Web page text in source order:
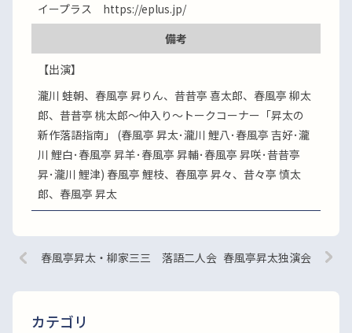
イープラス https://eplus.jp/
備考
【出演】
瀧川 蛙朝、春風亭 昇りん、昔昔亭 喜太郎、春風亭 柳太
郎、昔昔亭 桃太郎～仲入り～トークコーナー「昇太の
新作落語指南」 (春風亭 昇太･瀧川 鯉八･春風亭 吉好･瀧
川 鯉白･春風亭 昇羊･春風亭 昇輔･春風亭 昇咲･昔昔亭
昇･瀧川 鯉津) 春風亭 鯉枝、春風亭 昇々、昔々亭 慎太
郎、春風亭 昇太
春風亭昇太・柳家三三 落語二人会 春風亭昇太独演会
カテゴリ